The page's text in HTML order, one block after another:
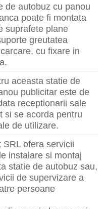
de autobuz cu panou
poate fi montata
suprafete plane
greutatea
cu fixare in
aceasta statie de
publicitar este de
receptionarii sale
si se acorda pentru
de utilizare.
SRL ofera servicii
instalare si montaj
statie de autobuz sau,
de supervizare a
persoane